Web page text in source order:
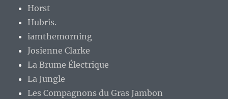
Horst
Hubris.
iamthemorning
Josienne Clarke
La Brume Électrique
La Jungle
Les Compagnons du Gras Jambon